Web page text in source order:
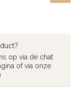
op via de chat
of via onze